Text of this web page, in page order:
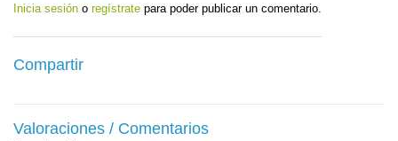
Inicia sesión o regístrate para poder publicar un comentario.
Compartir
Valoraciones / Comentarios